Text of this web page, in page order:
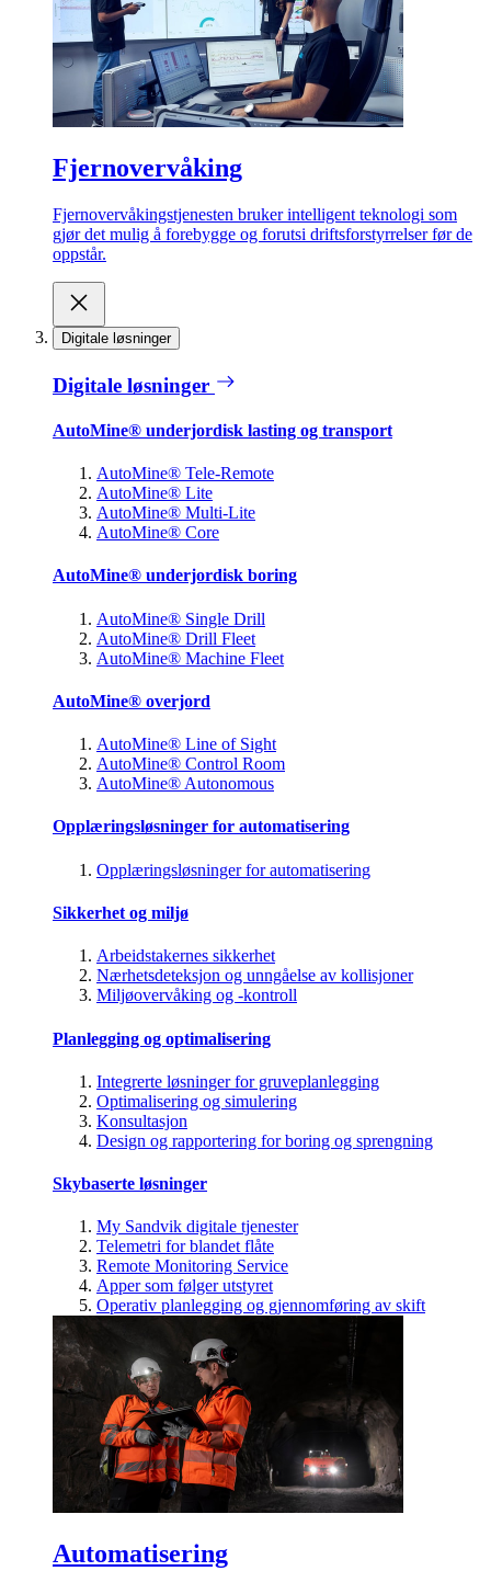
Fjernovervåking
Fjernovervåkingstjenesten bruker intelligent teknologi som
gjør det mulig å forebygge og forutsi driftsforstyrrelser før de
oppstår.
Digitale løsninger
Digitale løsninger
AutoMine® underjordisk lasting og transport
AutoMine® Tele-Remote
AutoMine® Lite
AutoMine® Multi-Lite
AutoMine® Core
AutoMine® underjordisk boring
AutoMine® Single Drill
AutoMine® Drill Fleet
AutoMine® Machine Fleet
AutoMine® overjord
AutoMine® Line of Sight
AutoMine® Control Room
AutoMine® Autonomous
Opplæringsløsninger for automatisering
Opplæringsløsninger for automatisering
Sikkerhet og miljø
Arbeidstakernes sikkerhet
Nærhetsdeteksjon og unngåelse av kollisjoner
Miljøovervåking og -kontroll
Planlegging og optimalisering
Integrerte løsninger for gruveplanlegging
Optimalisering og simulering
Konsultasjon
Design og rapportering for boring og sprengning
Skybaserte løsninger
My Sandvik digitale tjenester
Telemetri for blandet flåte
Remote Monitoring Service
Apper som følger utstyret
Operativ planlegging og gjennomføring av skift
Automatisering